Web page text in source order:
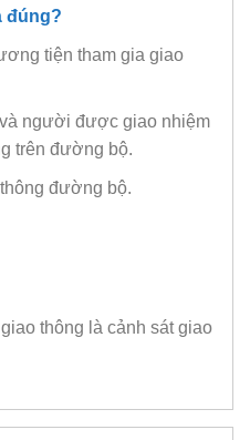
đúng?
tiện tham gia giao
người được giao nhiệm
trên đường bộ.
đường bộ.
thông là cảnh sát giao